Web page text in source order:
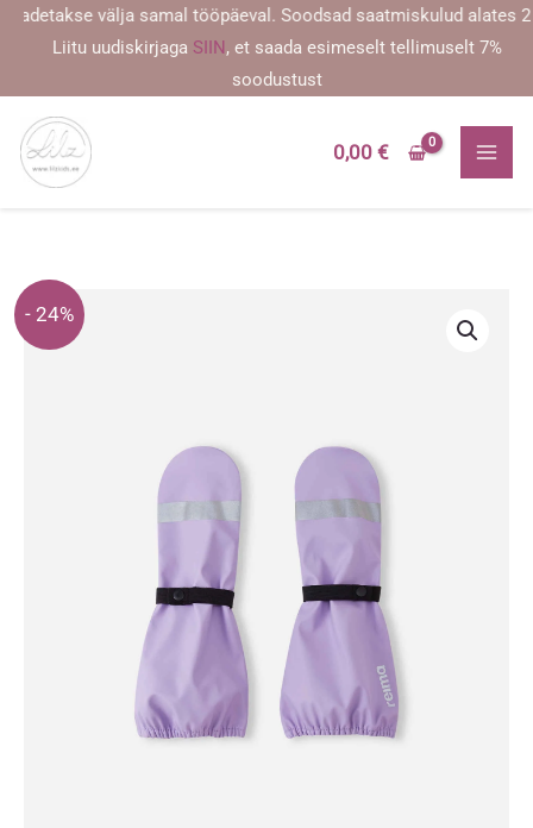
Skip
välja samal tööpäeval. Soodsad saatmiskulud alates
Liitu uudiskirjaga SIIN, et saada esimeselt tellimuselt 7%
soodustust
0,00 €
- 24%